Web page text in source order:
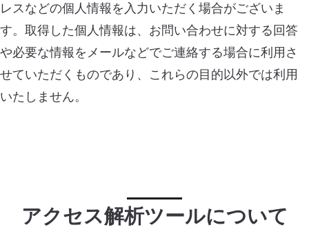
レスなどの個人情報を入力いただく場合がございま
す。取得した個人情報は、お問い合わせに対する回答
や必要な情報をメールなどでご連絡する場合に利用さ
せていただくものであり、これらの目的以外では利用
いたしません。
アクセス解析ツールについて